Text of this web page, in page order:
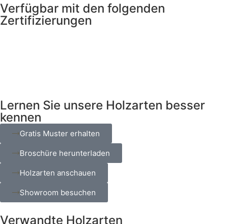
Verfügbar mit den folgenden
Zertifizierungen
Lernen Sie unsere Holzarten besser
kennen
Gratis Muster erhalten
Broschüre herunterladen
Holzarten anschauen
Showroom besuchen
Verwandte Holzarten